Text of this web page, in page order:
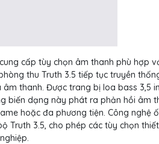
cấp tùy chọn âm thanh phù hợp
thu Truth 3.5 tiếp tục truyền
thanh. Được trang bị loa bass 3,5
biến dạng này phát ra phản hồi âm
hoặc đa phương tiện. Công nghệ
Truth 3.5, cho phép các tùy chọn